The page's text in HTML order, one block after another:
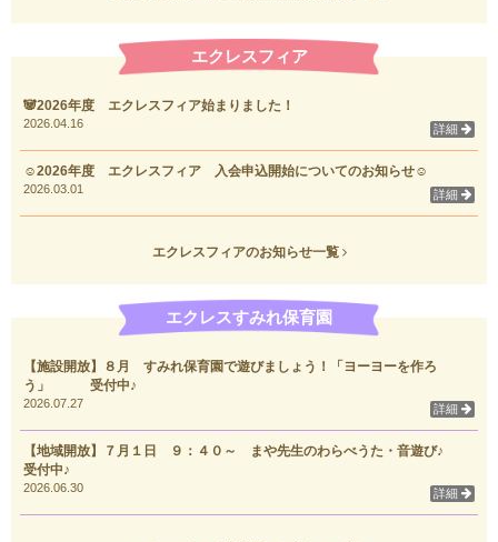
エクレスフィア
🐼2026年度 エクレスフィア始まりました！
2026.04.16 詳細
☺2026年度 エクレスフィア 入会申込開始についてのお知らせ☺
2026.03.01 詳細
エクレスフィアのお知らせ一覧
エクレスすみれ保育園
【施設開放】８月 すみれ保育園で遊びましょう！「ヨーヨーを作ろ
う」 受付中♪
2026.07.27 詳細
【地域開放】７月１日 ９：４０～ まや先生のわらべうた・音遊び♪
受付中♪
2026.06.30 詳細